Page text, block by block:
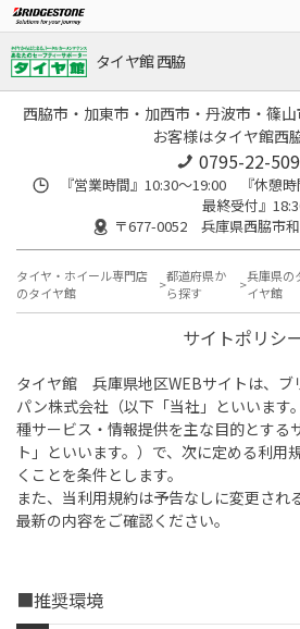
タイヤ館 西脇
西脇市・加東市・加西市・丹波市・篠
お客様はタイヤ館西
0795-22-
『営業時間』10:30～19:00 『休憩
最終受付』
〒677-0052 兵庫県西脇市和
タイヤ・ホイール専門店
のタイヤ館
都道府県か
ら探す
兵庫県の
イヤ館
サイトポリシ
タイヤ館 兵庫県地区WEBサイトは、ブ
パン株式会社（以下「当社」といいます
種サービス・情報提供を主な目的とする
ト」といいます。）で、次に定める利用
くことを条件とします。
また、当利用規約は予告なしに変更され
最新の内容をご確認ください。
■推奨環境